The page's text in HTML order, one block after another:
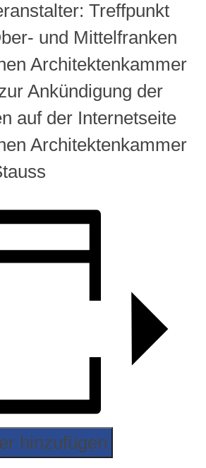
Treffpunkt
und Mittelfranken
Architektenkammer
Ankündigung der
auf der Internetseite
Architektenkammer
hinzufügen